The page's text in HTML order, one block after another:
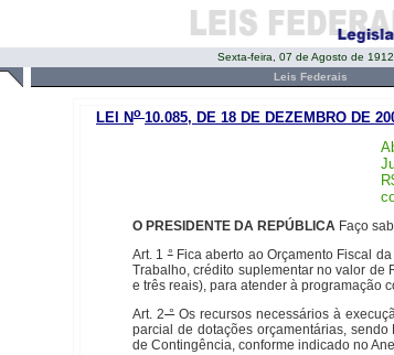
Sexta-feira, 07 de Agosto de
Leis Federais
LEI No 10.085, DE 18 DE DEZEMBRO DE
O PRESIDENTE DA REPÚBLICA Faço
Art. 1°Fica aberto ao Orçamento Fiscal
Trabalho, crédito suplementar no valor de
e três reais), para atender à programação
Art. 2°Os recursos necessários à
parcial de dotações orçamentárias,
de Contingência, conforme indicado no